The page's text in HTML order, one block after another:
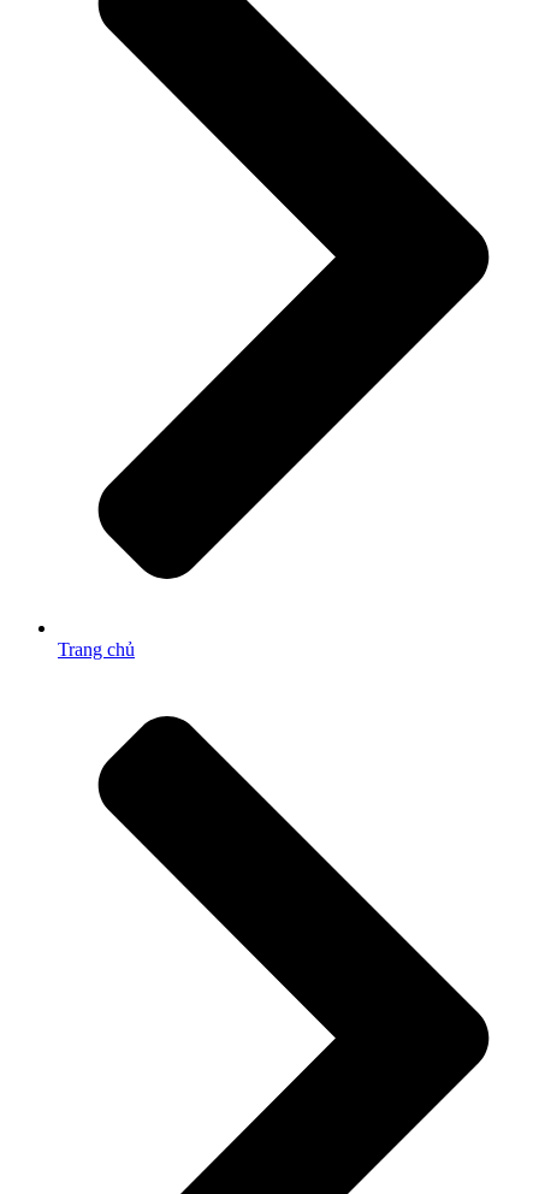
Trang chủ